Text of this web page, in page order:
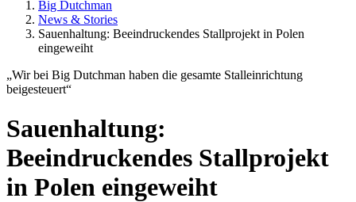
Big Dutchman
News & Stories
Sauenhaltung: Beeindruckendes Stallprojekt in Polen
eingeweiht
„Wir bei Big Dutchman haben die gesamte Stalleinrichtung
beigesteuert“
Sauenhaltung:
Beeindruckendes Stallprojekt
in Polen eingeweiht